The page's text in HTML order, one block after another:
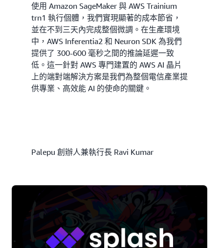
使用 Amazon SageMaker 與 AWS Trainium
trn1 執行個體，我們實現顯著的成本節省，
並在不到三天內完成整個微調。在生產環境
中，AWS Inferentia2 和 Neuron SDK 為我們
提供了 300-600 毫秒之間的推論延遲一致
低。這一針對 AWS 專門建置的 AWS AI 晶片
上的端對端解決方案是我們為整個電信產業提
供專業、高效能 AI 的使命的關鍵。
Palepu 創辦人兼執行長 Ravi Kumar